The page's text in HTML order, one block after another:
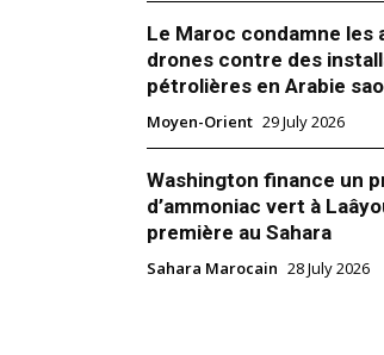
Rien ne va plus à la tête de la diplomatie
Le Maroc condamne les
drones contre des
pétrolières en Arabie
Moyen-Orient 29 July 2026
Washington finance un
d’ammoniac vert à
première au Sahara
Sahara Marocain 28 July 2026